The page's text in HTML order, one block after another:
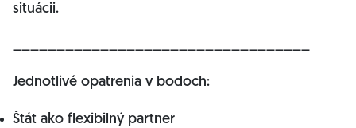
situácii.
__________________________________
Jednotlivé opatrenia v bodoch:
Štát ako flexibilný partner